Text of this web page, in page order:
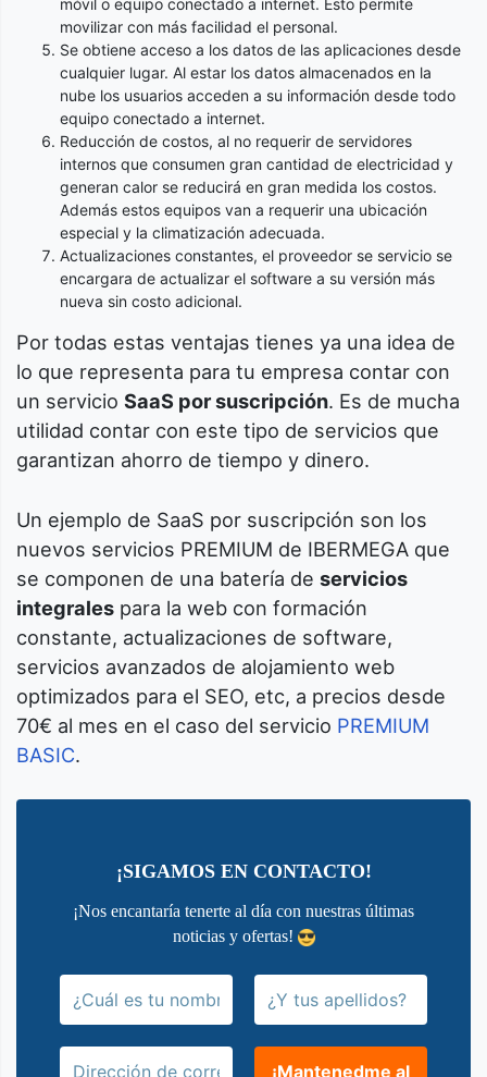
móvil o equipo conectado a internet. Esto permite
movilizar con más facilidad el personal.
Se obtiene acceso a los datos de las aplicaciones desde
cualquier lugar. Al estar los datos almacenados en la
nube los usuarios acceden a su información desde todo
equipo conectado a internet.
Reducción de costos, al no requerir de servidores
internos que consumen gran cantidad de electricidad y
generan calor se reducirá en gran medida los costos.
Además estos equipos van a requerir una ubicación
especial y la climatización adecuada.
Actualizaciones constantes, el proveedor se servicio se
encargara de actualizar el software a su versión más
nueva sin costo adicional.
Por todas estas ventajas tienes ya una idea de
lo que representa para tu empresa contar con
un servicio SaaS por suscripción. Es de mucha
utilidad contar con este tipo de servicios que
garantizan ahorro de tiempo y dinero.
Un ejemplo de SaaS por suscripción son los
nuevos servicios PREMIUM de IBERMEGA que
se componen de una batería de servicios
integrales para la web con formación
constante, actualizaciones de software,
servicios avanzados de alojamiento web
optimizados para el SEO, etc, a precios desde
70€ al mes en el caso del servicio PREMIUM
BASIC.
¡SIGAMOS EN CONTACTO!
¡Nos encantaría tenerte al día con nuestras últimas
noticias y ofertas!